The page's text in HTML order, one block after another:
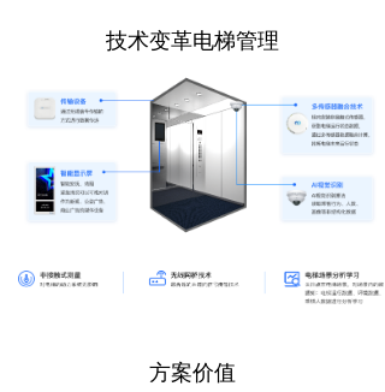
技术变革电梯管理
方案价值